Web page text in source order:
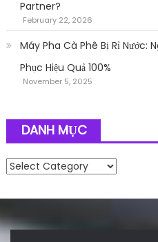
Partner?
February 22, 2026
Máy Pha Cà Phê Bị Rỉ Nước:
Phục Hiệu Quả 100%
November 5, 2025
DANH MỤC
Danh mục